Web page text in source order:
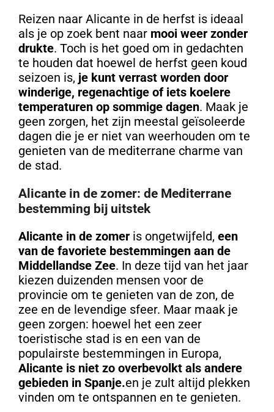
Reizen naar Alicante in de herfst is ideaal
als je op zoek bent naar mooi weer zonder
drukte. Toch is het goed om in gedachten
te houden dat hoewel de herfst geen koud
seizoen is, je kunt verrast worden door
winderige, regenachtige of iets koelere
temperaturen op sommige dagen. Maak je
geen zorgen, het zijn meestal geïsoleerde
dagen die je er niet van weerhouden om te
genieten van de mediterrane charme van
de stad.
Alicante in de zomer: de Mediterrane
bestemming bij uitstek
Alicante in de zomeris ongetwijfeld, een
van de favoriete bestemmingen aan de
Middellandse Zee. In deze tijd van het jaar
kiezen duizenden mensen voor de
provincie om te genieten van de zon, de
zee en de levendige sfeer. Maar maak je
geen zorgen: hoewel het een zeer
toeristische stad is en een van de
populairste bestemmingen in Europa,
Alicante is niet zo overbevolkt als andere
gebieden in Spanje.en je zult altijd plekken
vinden om te ontspannen en te genieten.